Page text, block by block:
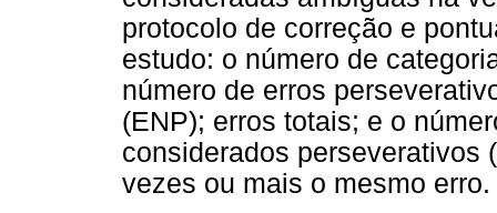
protocolo de correção e
estudo: o número de
número de erros
(ENP); erros totais; e o
considerados perseverativos
vezes ou mais o mesmo erro.